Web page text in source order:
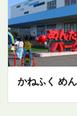
かねふく め